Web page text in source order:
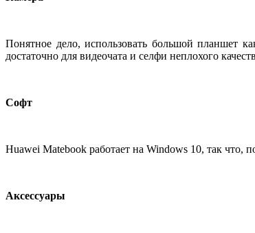
Понятное дело, использовать большой планшет
достаточно для видеочата и селфи неплохого
Софт
Huawei Matebook работает на Windows 10, так что,
Аксессуары